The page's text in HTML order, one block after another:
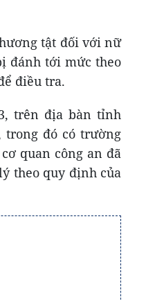
tật đối với nữ
đánh tới mức theo
điều tra.
trên địa bàn tỉnh
đó có trường
quan công an đã
theo quy định của